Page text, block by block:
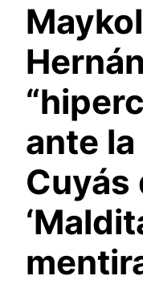
Maykol
ante
Cuyás